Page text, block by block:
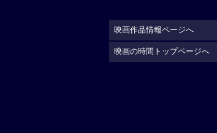
映画作品情報ページへ
映画の時間トップページへ